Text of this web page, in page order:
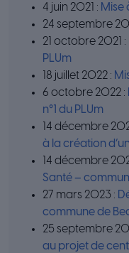
4 juin 2021 : Mise
24 septembre
21 octobre 2021 :
PLUm
18 juillet 2022 :
6 octobre 2022 :
n°1 du PLUm
14 décembre
à la création
14 décembre
Santé –
27 mars 2023 :
commune de
25 septembre
au projet de